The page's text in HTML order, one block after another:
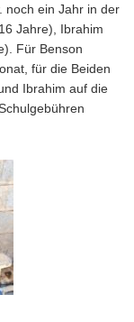
noch ein Jahr in der
Jahre), Ibrahim
Für Benson
für die Beiden
Ibrahim auf die